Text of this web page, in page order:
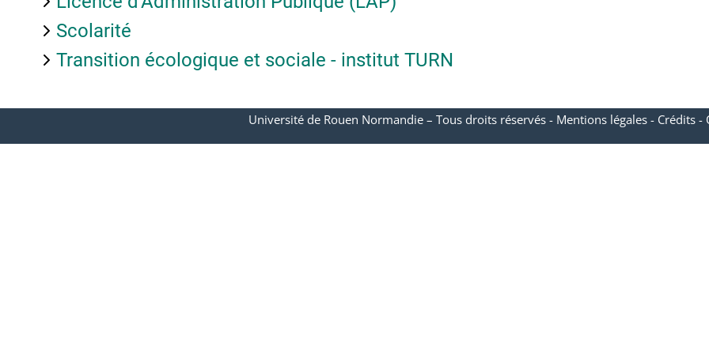
Scolarité
Transition écologique et sociale - institut TURN
Université de Rouen Normandie – Tous droits réservés - Mentions légales- Crédits-